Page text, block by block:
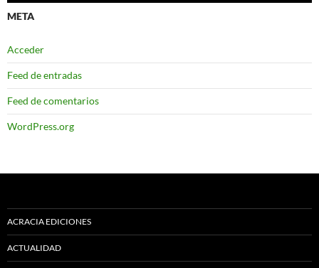
META
Acceder
Feed de entradas
Feed de comentarios
WordPress.org
ACRACIA EDICIONES
ACTUALIDAD